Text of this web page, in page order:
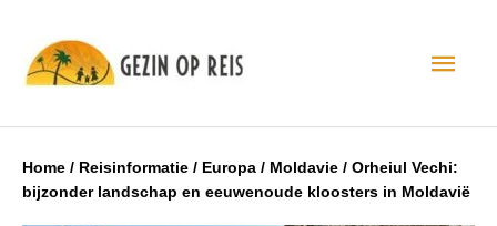
Home / Reisinformatie / Europa / Moldavie / Orheiul Vechi:
bijzonder landschap en eeuwenoude kloosters in Moldavië